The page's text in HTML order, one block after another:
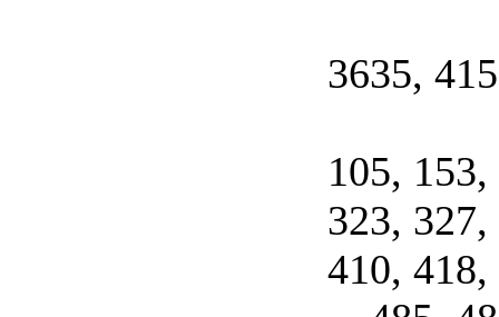
3635,
105,
323,
410,